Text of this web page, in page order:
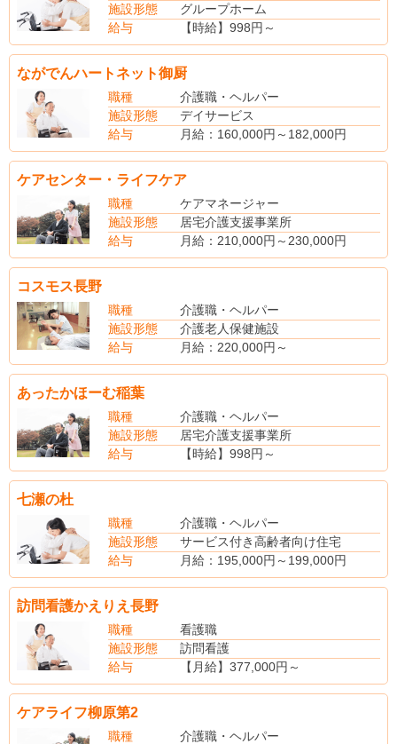
施設形態
グループホーム
給与
【時給】998円～
【社会保険】完備
ながでんハートネット御厨
職種
介護職・ヘルパー
施設形態
デイサービス
給与
月給：160,000円～182,000円
(別途手当)
住宅手当
管理職手当
深夜手当
時間外手当
ケアセンター・ライフケア
職種
ケアマネージャー
施設形態
居宅介護支援事業所
給与
月給：210,000円～230,000円
(手当内訳)
(別途手当)
賞与あり(年2回)
コスモス長野
職種
介護職・ヘルパー
施設形態
介護老人保健施設
給与
月給：220,000円～
(別途手当)
あったかほーむ稲葉
職種
介護職・ヘルパー
施設形態
居宅介護支援事業所
給与
【時給】998円～
【社会保険】完備
七瀬の杜
職種
介護職・ヘルパー
施設形態
サービス付き高齢者向け住宅
給与
月給：195,000円～199,000円
(手当内訳)
(別途手当)
賞与あり(年2回)
訪問看護かえりえ長野
職種
看護職
施設形態
訪問看護
給与
【月給】377,000円～
【昇給】あり
【退職金】あり
ケアライフ柳原第2
職種
介護職・ヘルパー